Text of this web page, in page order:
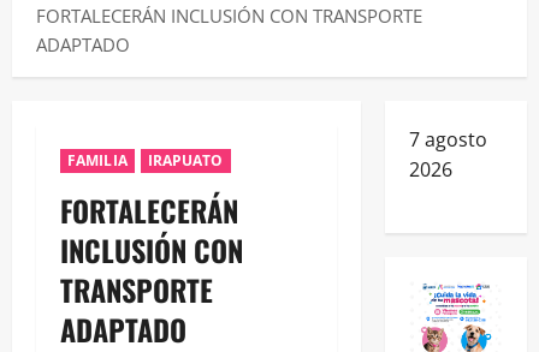
FORTALECERÁN INCLUSIÓN CON TRANSPORTE
ADAPTADO
FAMILIA IRAPUATO
FORTALECERÁN
INCLUSIÓN CON
TRANSPORTE
ADAPTADO
7 agosto
2026